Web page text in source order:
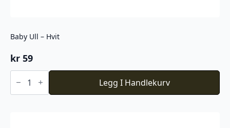
Baby Ull – Hvit
kr 59
Baby
Ull
Hvit
Legg I Handlekurv